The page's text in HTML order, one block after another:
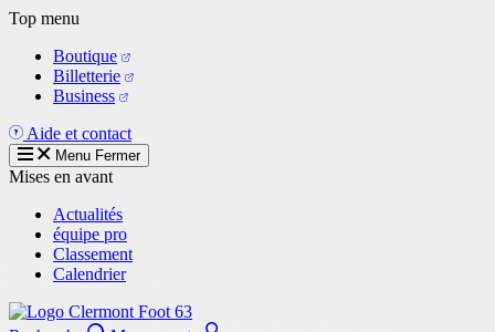
Aller
contenu
principal
Top menu
Boutique
Billetterie
Business
Aide et contact
Menu Fermer
Mises en avant
Actualités
équipe pro
Classement
Calendrier